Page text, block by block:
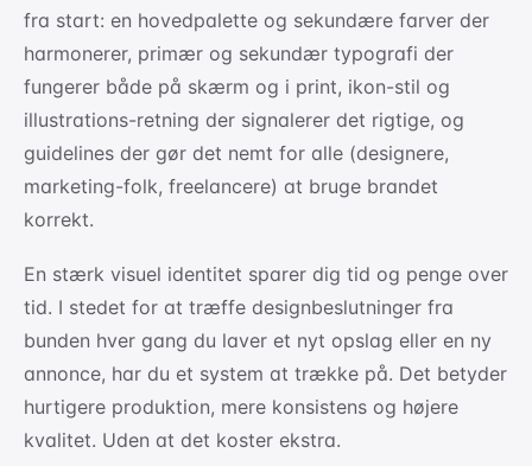
fra start: en hovedpalette og sekundære farver der
harmonerer, primær og sekundær typografi der
fungerer både på skærm og i print, ikon-stil og
illustrations-retning der signalerer det rigtige, og
guidelines der gør det nemt for alle (designere,
marketing-folk, freelancere) at bruge brandet
korrekt.
En stærk visuel identitet sparer dig tid og penge over
tid. I stedet for at træffe designbeslutninger fra
bunden hver gang du laver et nyt opslag eller en ny
annonce, har du et system at trække på. Det betyder
hurtigere produktion, mere konsistens og højere
kvalitet. Uden at det koster ekstra.